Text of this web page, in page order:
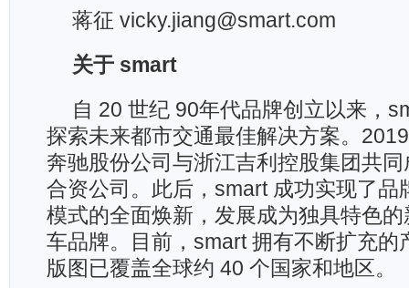
蒋征 vicky.jiang@smart.com
关于 smart
自 20 世纪 90年代品牌创立以来，
探索未来都市交通最佳解决方案。
奔驰股份公司与浙江吉利控股集团共
合资公司。此后，smart 成功实现了品
模式的全面焕新，发展成为独具特色
车品牌。目前，smart 拥有不断扩充的
版图已覆盖全球约 40 个国家和地区。